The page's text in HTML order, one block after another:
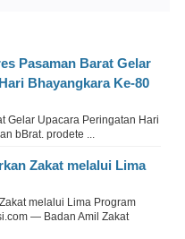
Pasaman Barat Gelar
Bhayangkara Ke-80
Gelar Upacara Peringatan Hari
bBrat. prodete ...
Zakat melalui Lima
melalui Lima Program
— Badan Amil Zakat